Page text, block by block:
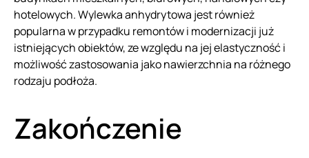
hotelowych. Wylewka anhydrytowa jest również
popularna w przypadku remontów i modernizacji już
istniejących obiektów, ze względu na jej elastyczność i
możliwość zastosowania jako nawierzchnia na różnego
rodzaju podłoża.
Zakończenie